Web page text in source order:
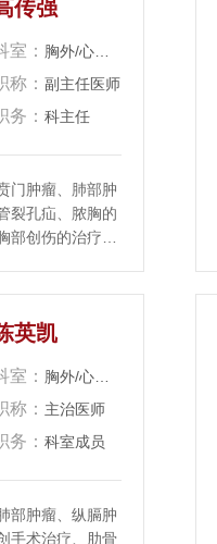
传强
室： 胸外/心脏大血管外科
称：副主任医师
务：科主任
门肿瘤、肺部肿
裂孔疝、脓胸的
部创伤的治疗，
英凯
室： 胸外/心脏大血管外科
称： 主治医师
务：科室成员
部肿瘤、纵膈肿
手术治疗、肋骨